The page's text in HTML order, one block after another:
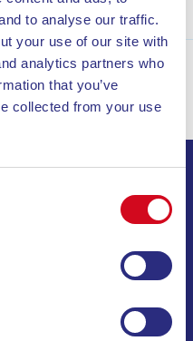
to analyse our traffic.
your use of our site with
analytics partners who
that you’ve
collected from your use
NEWSLETTER
INVIA